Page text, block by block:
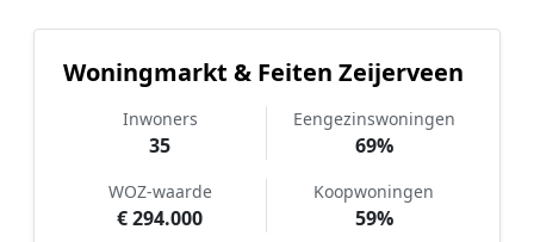
Woningmarkt & Feiten Zeijerveen
Inwoners
35
Eengezinswoningen
69%
WOZ-waarde
€ 294.000
Koopwoningen
59%